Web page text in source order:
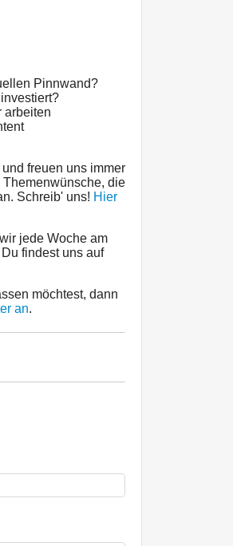
Pinnwand?
arbeiten
freuen uns immer
die
Schreib' uns! Hier
jede Woche am
findest uns auf
möchtest, dann
an.